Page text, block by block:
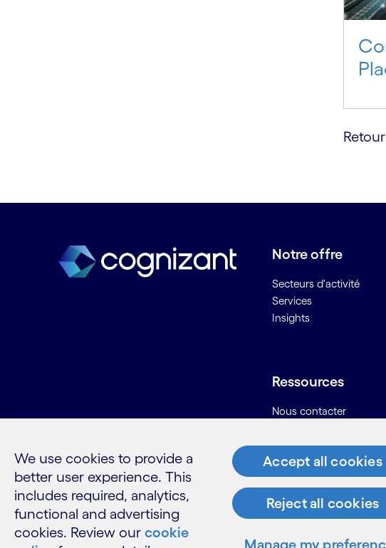
B
Banque en tant que plateforme
Bâtiment sûr
Biométrie vocale bancaire
Business intelligence
Business Process as a Service
(BPaaS)
BYOD ou AVEC
Notre offre
Secteurs d'activité
Services
Insights
Ressources
Nous contacter
Informations pour les
Glossaire
LinkedIn
Twitter
Facebook
Instagram
Youtube
Plan
We use cookies to provide a
better user experience. This
includes required, analytics,
functional and advertising
cookies. Review our cookie
Accept all cookies
Reject all cookies
Manage my